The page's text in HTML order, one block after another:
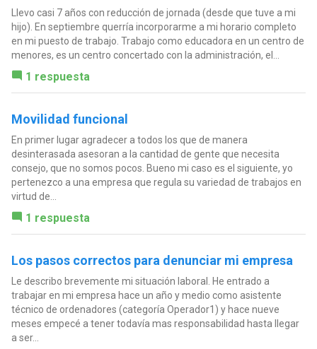
Llevo casi 7 años con reducción de jornada (desde que tuve a mi
hijo). En septiembre querría incorporarme a mi horario completo
en mi puesto de trabajo. Trabajo como educadora en un centro de
menores, es un centro concertado con la administración, el...
1 respuesta
Movilidad funcional
En primer lugar agradecer a todos los que de manera
desinterasada asesoran a la cantidad de gente que necesita
consejo, que no somos pocos. Bueno mi caso es el siguiente, yo
pertenezco a una empresa que regula su variedad de trabajos en
virtud de...
1 respuesta
Los pasos correctos para denunciar mi empresa
Le describo brevemente mi situación laboral. He entrado a
trabajar en mi empresa hace un año y medio como asistente
técnico de ordenadores (categoría Operador1) y hace nueve
meses empecé a tener todavía mas responsabilidad hasta llegar
a ser...